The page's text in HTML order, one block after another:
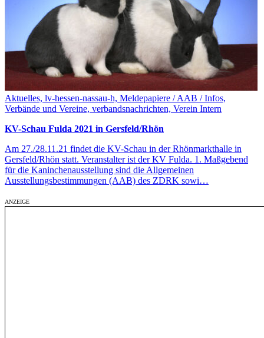
Aktuelles, lv-hessen-nassau-h, Meldepapiere / AAB / Infos,
Verbände und Vereine, verbandsnachrichten, Verein Intern
KV-Schau Fulda 2021 in Gersfeld/Rhön
Am 27./28.11.21 findet die KV-Schau in der Rhönmarkthalle in
Gersfeld/Rhön statt. Veranstalter ist der KV Fulda. 1. Maßgebend
für die Kaninchenausstellung sind die Allgemeinen
Ausstellungsbestimmungen (AAB) des ZDRK sowi…